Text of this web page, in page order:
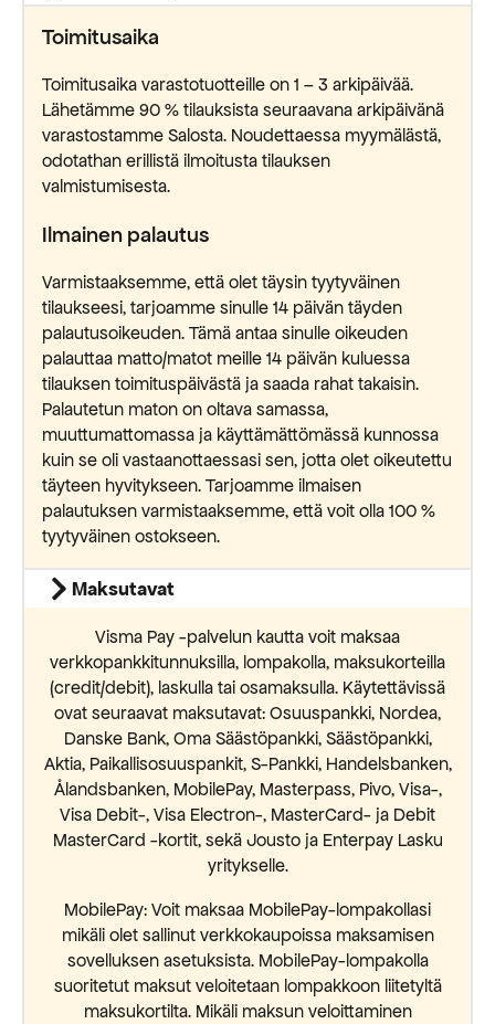
Toimitusaika
Toimitusaika varastotuotteille on 1 – 3 arkipäivää.
Lähetämme 90 % tilauksista seuraavana arkipäivänä
varastostamme Salosta. Noudettaessa myymälästä,
odotathan erillistä ilmoitusta tilauksen
valmistumisesta.
Ilmainen palautus
Varmistaaksemme, että olet täysin tyytyväinen
tilaukseesi, tarjoamme sinulle 14 päivän täyden
palautusoikeuden. Tämä antaa sinulle oikeuden
palauttaa matto/matot meille 14 päivän kuluessa
tilauksen toimituspäivästä ja saada rahat takaisin.
Palautetun maton on oltava samassa,
muuttumattomassa ja käyttämättömässä kunnossa
kuin se oli vastaanottaessasi sen, jotta olet oikeutettu
täyteen hyvitykseen. Tarjoamme ilmaisen
palautuksen varmistaaksemme, että voit olla 100 %
tyytyväinen ostokseen.
Maksutavat
Visma Pay -palvelun kautta voit maksaa
verkkopankkitunnuksilla, lompakolla, maksukorteilla
(credit/debit), laskulla tai osamaksulla. Käytettävissä
ovat seuraavat maksutavat: Osuuspankki, Nordea,
Danske Bank, Oma Säästöpankki, Säästöpankki,
Aktia, Paikallisosuuspankit, S-Pankki, Handelsbanken,
Ålandsbanken, MobilePay, Masterpass, Pivo, Visa-,
Visa Debit-, Visa Electron-, MasterCard- ja Debit
MasterCard -kortit, sekä Jousto ja Enterpay Lasku
yritykselle.
MobilePay: Voit maksaa MobilePay-lompakollasi
mikäli olet sallinut verkkokaupoissa maksamisen
sovelluksen asetuksista. MobilePay-lompakolla
suoritetut maksut veloitetaan lompakkoon liitetyltä
maksukortilta. Mikäli maksun veloittaminen